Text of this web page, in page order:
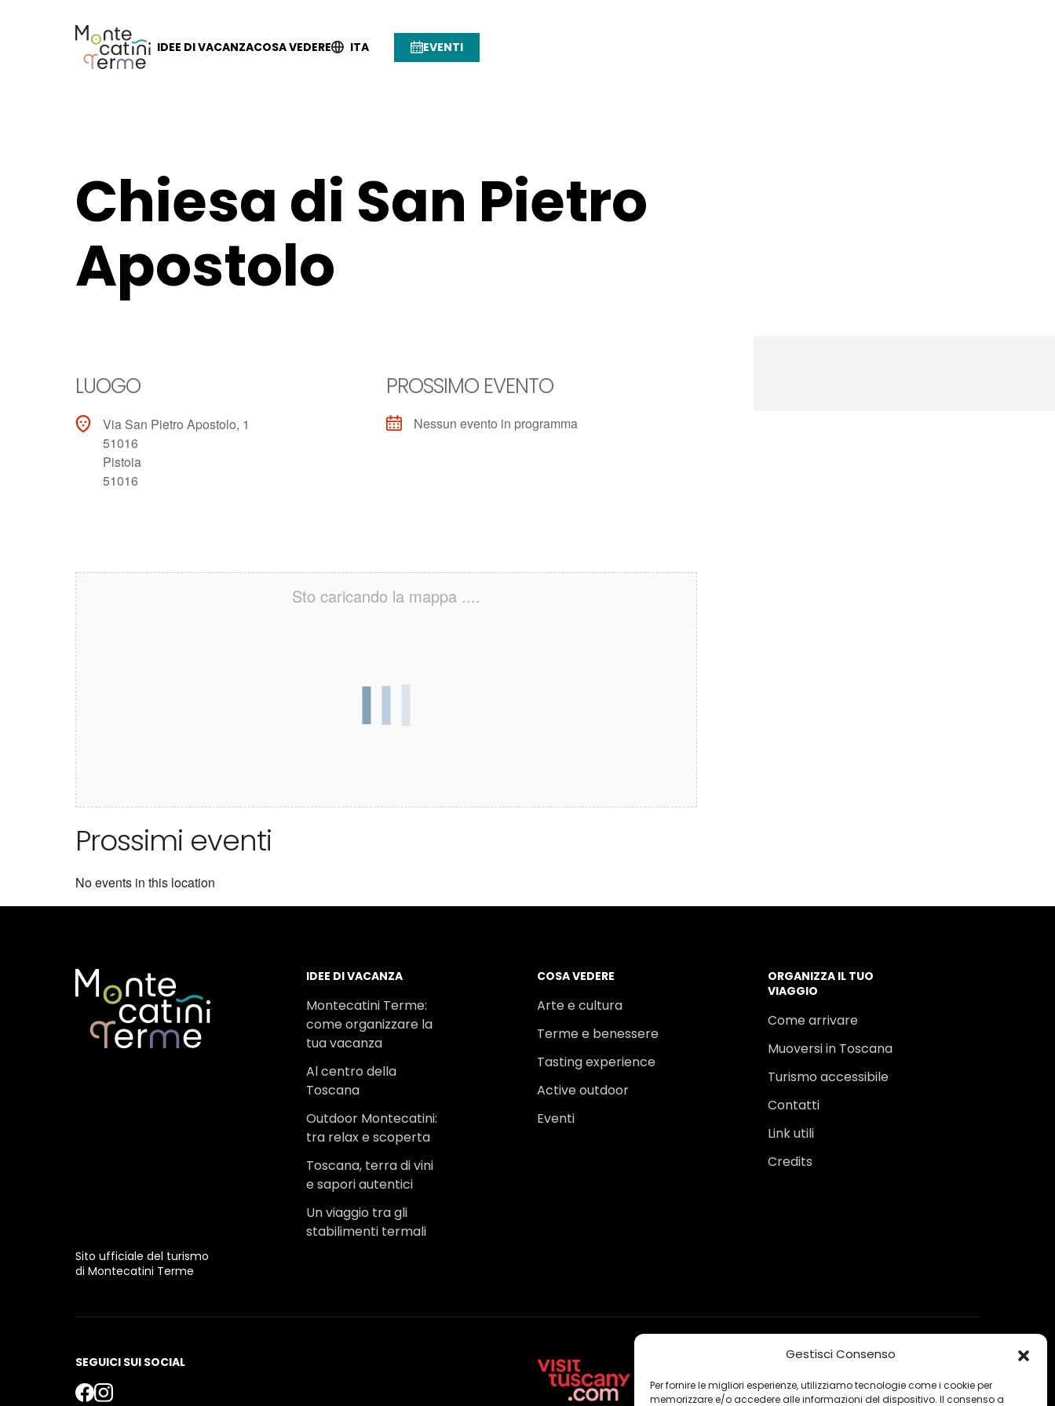
Gestisci Consenso
Per fornire le migliori esperienze, utilizziamo tecnologie come i cookie per
memorizzare e/o accedere alle informazioni del dispositivo. Il consenso a
IDEE DI VACANZACOSA VEDERE ITA EVENTI
Chiesa di San Pietro
Apostolo
LUOGO
Via San Pietro Apostolo, 1
51016
Pistoia
51016
PROSSIMO EVENTO
Nessun evento in programma
Sto caricando la mappa ....
Prossimi eventi
No events in this location
Sito ufficiale del turismo
di Montecatini Terme
IDEE DI VACANZA
Montecatini Terme:
come organizzare la
tua vacanza
Al centro della
Toscana
Outdoor Montecatini:
tra relax e scoperta
Toscana, terra di vini
e sapori autentici
Un viaggio tra gli
stabilimenti termali
COSA VEDERE
Arte e cultura
Terme e benessere
Tasting experience
Active outdoor
Eventi
ORGANIZZA IL TUO
VIAGGIO
Come arrivare
Muoversi in Toscana
Turismo accessibile
Contatti
Link utili
Credits
SEGUICI SUI SOCIAL